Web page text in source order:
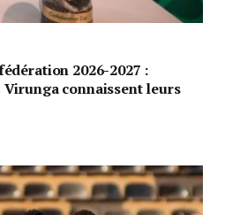
2026-2027 :
Virunga connaissent leurs